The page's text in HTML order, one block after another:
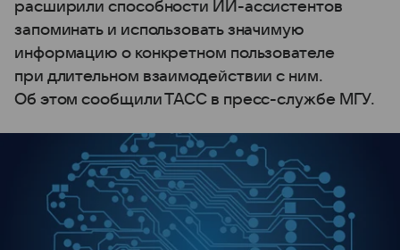
расширили способности ИИ-ассистентов
запоминать и использовать значимую
информацию о конкретном пользователе
при длительном взаимодействии с ним.
Об этом сообщили ТАСС в пресс-службе МГУ.